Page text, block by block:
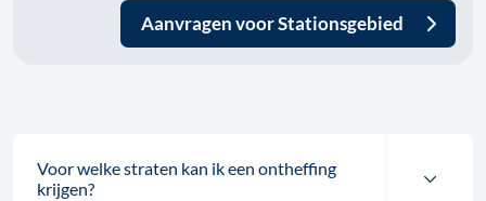
Aanvragen voor Stationsgebied
Voor welke straten kan ik een ontheffing
krijgen?